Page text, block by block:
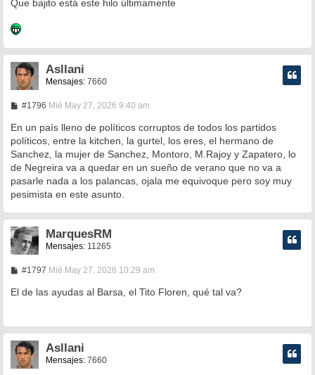
s
Que bajito está este hilo últimamente
Asllani
Mensajes: 7660
#1796M
n
a
j
e
Mié May 27, 2026 9:40 am
En un país lleno de políticos corruptos de todos los partidos
políticos, entre la kitchen, la gurtel, los eres, el hermano de
Sanchez, la mujer de Sanchez, Montoro, M.Rajoy y Zapatero, lo
de Negreira va a quedar en un sueño de verano que no va a
pasarle nada a los palancas, ojala me equivoque pero soy muy
pesimista en este asunto.
MarquesRM
Mensajes: 11265
#1797M
n
e
Mié May 27, 2026 10:29 am
El de las ayudas al Barsa, el Tito Floren, qué tal va?
Asllani
Mensajes: 7660